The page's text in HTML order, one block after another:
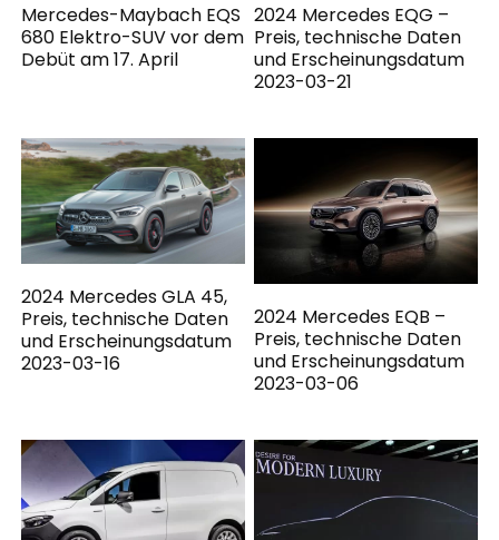
Mercedes-Maybach EQS
680 Elektro-SUV vor dem
Debüt am 17. April
2024 Mercedes EQG –
Preis, technische Daten
und Erscheinungsdatum
2023-03-21
2024 Mercedes GLA 45,
Preis, technische Daten
und Erscheinungsdatum
2023-03-16
2024 Mercedes EQB –
Preis, technische Daten
und Erscheinungsdatum
2023-03-06